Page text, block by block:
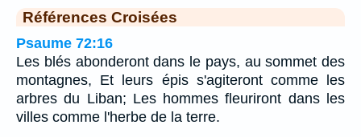
Références Croisées
Psaume 72:16
Les blés abonderont dans le pays, au sommet des
montagnes, Et leurs épis s'agiteront comme les
arbres du Liban; Les hommes fleuriront dans les
villes comme l'herbe de la terre.